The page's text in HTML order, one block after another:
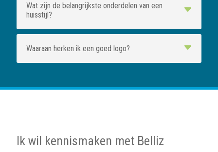
Wat zijn de belangrijkste onderdelen van een
huisstijl?
Waaraan herken ik een goed logo?
Ik wil kennismaken met Belliz